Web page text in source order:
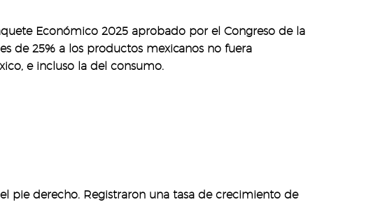
Económico 2025 aprobado por el Congreso de la
de 25% a los productos mexicanos no fuera
e incluso la del consumo.
pie derecho. Registraron una tasa de crecimiento de